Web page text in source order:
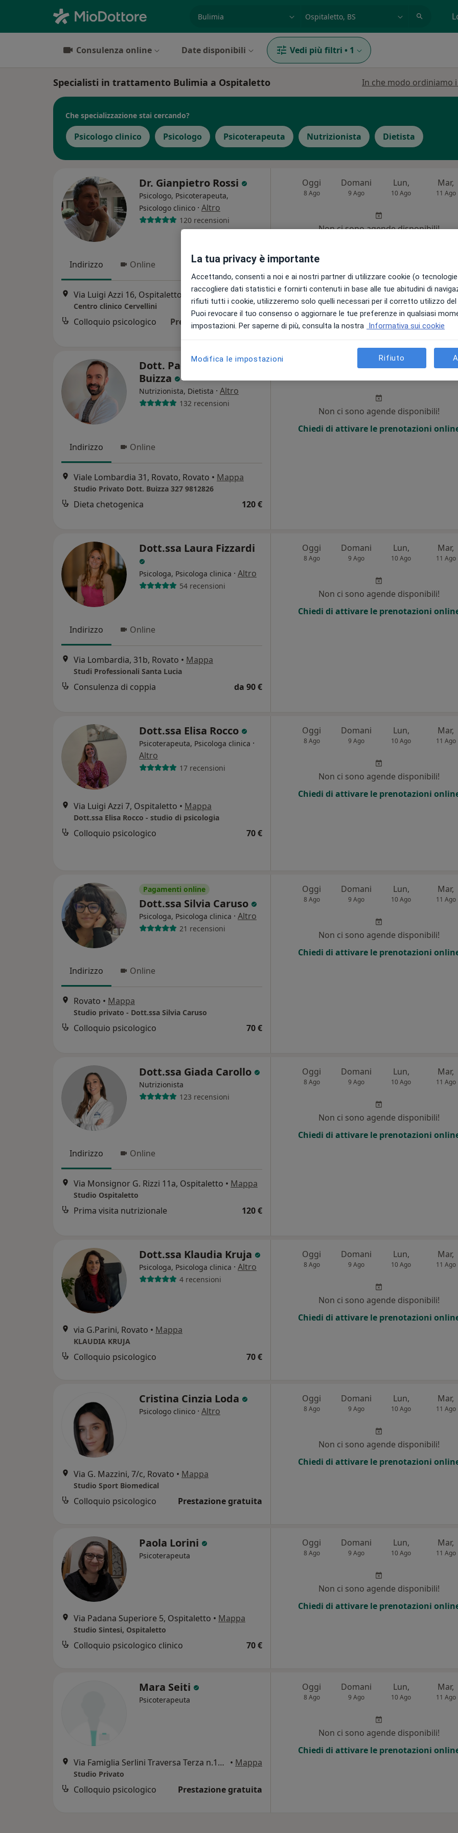
Consulenza online Date disponibili Vedi più filtri • 1
Specialisti in trattamento Bulimia a Ospitaletto In che modo ordiniamo
Che specializzazione stai cercando?
Psicologo clinico Psicologo Psicoterapeuta Nutrizionista Dietista
Dr. Gianpietro Rossi
Psicologo, Psicoterapeuta,
Psicologo clinico · Altro
120 recensioni
Indirizzo Online
Via Luigi Azzi 16, Ospitaletto Mappa
Centro clinico Cervellini
Colloquio psicologico Prezzo non disponibile
Oggi
8 Ago
Domani
9 Ago
Lun,
10 Ago
Mar,
11 Ago
Non ci sono agende disponibili!
Dott. Paolo Felice
Buizza
Nutrizionista, Dietista · Altro
132 recensioni
Indirizzo Online
Viale Lombardia 31, Rovato, Rovato • Mappa
Studio Privato Dott. Buizza 327 9812826
Dieta chetogenica 120 €
Domani
Non ci sono agende disponibili!
Chiedi di attivare le prenotazioni
Dott.ssa Laura Fizzardi
Psicologa, Psicologa clinica · Altro
54 recensioni
Indirizzo Online
Via Lombardia, 31b, Rovato • Mappa
Studi Professionali Santa Lucia
Consulenza di coppia da 90 €
Oggi
8 Ago
Domani
9 Ago
Lun,
10 Ago
Mar,
11 Ago
Non ci sono agende disponibili!
Chiedi di attivare le prenotazioni
Dott.ssa Elisa Rocco
Psicoterapeuta, Psicologa clinica ·
Altro
17 recensioni
Via Luigi Azzi 7, Ospitaletto • Mappa
Dott.ssa Elisa Rocco - studio di psicologia
Colloquio psicologico 70 €
Oggi
8 Ago
Domani
9 Ago
Lun,
10 Ago
Mar,
11 Ago
Non ci sono agende disponibili!
Chiedi di attivare le prenotazioni
Pagamenti online
Dott.ssa Silvia Caruso
Psicologa, Psicologa clinica · Altro
21 recensioni
Indirizzo Online
Rovato • Mappa
Studio privato - Dott.ssa Silvia Caruso
Colloquio psicologico 70 €
Oggi
8 Ago
Domani
9 Ago
Lun,
10 Ago
Mar,
11 Ago
Non ci sono agende disponibili!
Chiedi di attivare le prenotazioni
Dott.ssa Giada Carollo
Nutrizionista
123 recensioni
Indirizzo Online
Via Monsignor G. Rizzi 11a, Ospitaletto • Mappa
Studio Ospitaletto
Prima visita nutrizionale 120 €
Oggi
8 Ago
Domani
9 Ago
Lun,
10 Ago
Mar,
11 Ago
Non ci sono agende disponibili!
Chiedi di attivare le prenotazioni
Dott.ssa Klaudia Kruja
Psicologa, Psicologa clinica · Altro
4 recensioni
via G.Parini, Rovato • Mappa
KLAUDIA KRUJA
Colloquio psicologico 70 €
Oggi
8 Ago
Domani
9 Ago
Lun,
10 Ago
Mar,
11 Ago
Non ci sono agende disponibili!
Chiedi di attivare le prenotazioni
Cristina Cinzia Loda
Psicologo clinico · Altro
Via G. Mazzini, 7/c, Rovato • Mappa
Studio Sport Biomedical
Colloquio psicologico Prestazione gratuita
Oggi
8 Ago
Domani
9 Ago
Lun,
10 Ago
Mar,
11 Ago
Non ci sono agende disponibili!
Chiedi di attivare le prenotazioni
Paola Lorini
Psicoterapeuta
Via Padana Superiore 5, Ospitaletto • Mappa
Studio Sintesi, Ospitaletto
Colloquio psicologico clinico 70 €
Oggi
8 Ago
Domani
9 Ago
Lun,
10 Ago
Mar,
11 Ago
Non ci sono agende disponibili!
Chiedi di attivare le prenotazioni
Mara Seiti
Psicoterapeuta
Via Famiglia Serlini Traversa Terza n.16, Ospitaletto • Mappa
Studio Privato
Colloquio psicologico Prestazione gratuita
Oggi
8 Ago
Domani
9 Ago
Lun,
10 Ago
Mar,
11 Ago
Non ci sono agende disponibili!
Chiedi di attivare le prenotazioni
La tua privacy è importante
Accettando, consenti a noi e ai nostri partner di utilizzare cookie (o
raccogliere dati statistici e fornirti contenuti in base alle tue abitudini di
rifiuti tutti i cookie, utilizzeremo solo quelli necessari per il corretto utilizzo
Puoi revocare il tuo consenso o aggiornare le tue preferenze in qualsiasi
impostazioni. Per saperne di più, consulta la nostra Informativa sui cookie
Modifica le impostazioni Rifiuto